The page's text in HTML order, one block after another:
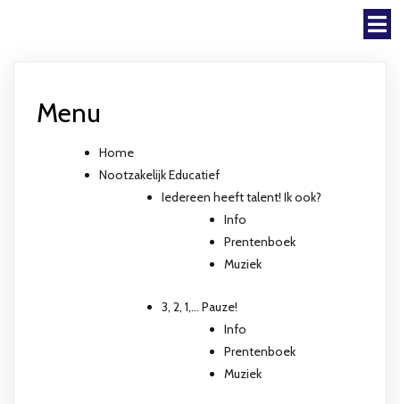
Menu
Home
Nootzakelijk Educatief
Iedereen heeft talent! Ik ook?
Info
Prentenboek
Muziek
3, 2, 1,… Pauze!
Info
Prentenboek
Muziek